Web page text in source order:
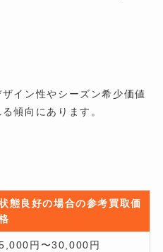
イン性やシーズン希少価値
傾向にあります。
態良好の場合の参考買取価
円〜30,000円